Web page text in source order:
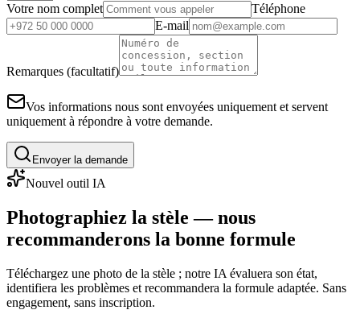
Votre nom complet
Téléphone
E-mail
Remarques (facultatif)
Vos informations nous sont envoyées uniquement et servent
uniquement à répondre à votre demande.
Envoyer la demande
Nouvel outil IA
Photographiez la stèle — nous
recommanderons la bonne formule
Téléchargez une photo de la stèle ; notre IA évaluera son état,
identifiera les problèmes et recommandera la formule adaptée. Sans
engagement, sans inscription.